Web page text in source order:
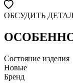
ОБСУДИТЬ
ПОЗВОНИТЬ
ЗАПРОС
Состояние изделия
Новые
Бренд